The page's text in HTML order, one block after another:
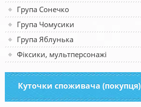
Група Сонечко
Група Чомусики
Група Яблунька
Фіксики, мультперсонажі
Куточки споживача (покупця)